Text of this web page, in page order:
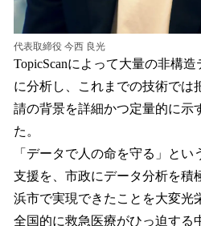
代表取締役 今西 良光
TopicScanによって大量の非構
に分析し、これまでの技術では
請の背景を詳細かつ定量的に示
た。
「データで人の命を守る」と
支援を、市政にデータ分析を積
浜市で実現できたことを大変光
全国的に救急医療がひっ迫する